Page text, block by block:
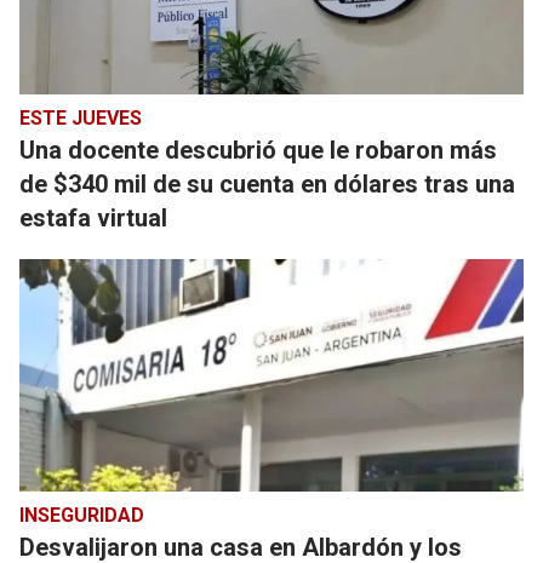
ESTE JUEVES
Una docente descubrió que le robaron más
de $340 mil de su cuenta en dólares tras una
estafa virtual
INSEGURIDAD
Desvalijaron una casa en Albardón y los